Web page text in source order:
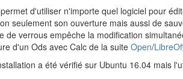
d'utiliser n'importe quel logiciel pour
seulement son ouverture mais aussi de
de verrous empêche la modification
d'un Ods avec Calc de la suite Open/
a été vérifié sur Ubuntu 16.04 mais